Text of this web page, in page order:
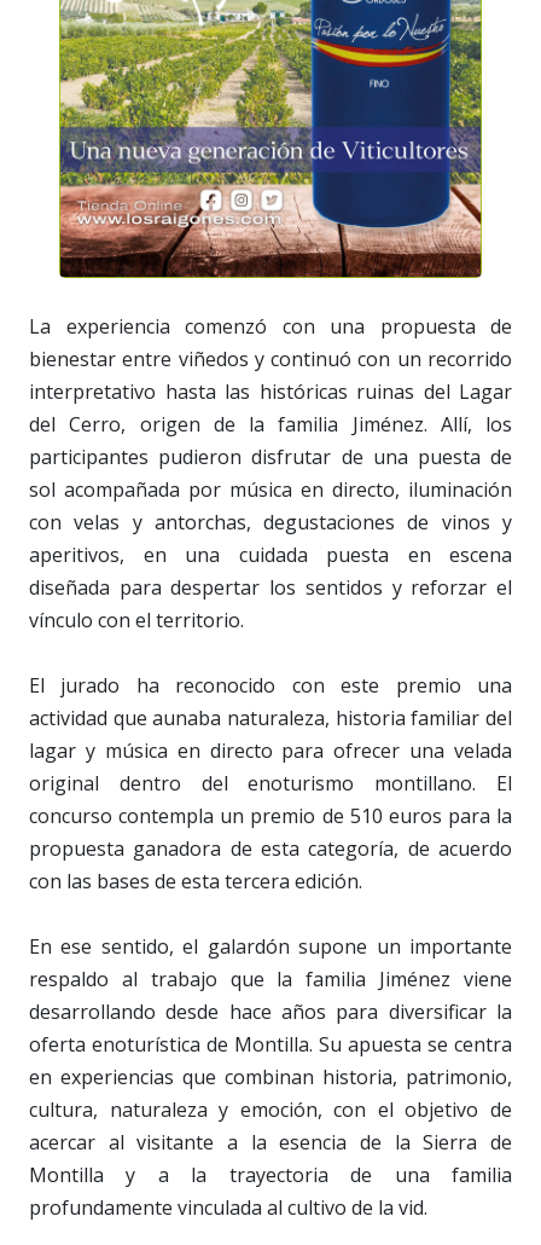
La experiencia comenzó con una propuesta de
bienestar entre viñedos y continuó con un recorrido
interpretativo hasta las históricas ruinas del Lagar
del Cerro, origen de la familia Jiménez. Allí, los
participantes pudieron disfrutar de una puesta de
sol acompañada por música en directo, iluminación
con velas y antorchas, degustaciones de vinos y
aperitivos, en una cuidada puesta en escena
diseñada para despertar los sentidos y reforzar el
vínculo con el territorio.
El jurado ha reconocido con este premio una
actividad que aunaba naturaleza, historia familiar del
lagar y música en directo para ofrecer una velada
original dentro del enoturismo montillano. El
concurso contempla un premio de 510 euros para la
propuesta ganadora de esta categoría, de acuerdo
con las bases de esta tercera edición.
En ese sentido, el galardón supone un importante
respaldo al trabajo que la familia Jiménez viene
desarrollando desde hace años para diversificar la
oferta enoturística de Montilla. Su apuesta se centra
en experiencias que combinan historia, patrimonio,
cultura, naturaleza y emoción, con el objetivo de
acercar al visitante a la esencia de la Sierra de
Montilla y a la trayectoria de una familia
profundamente vinculada al cultivo de la vid.